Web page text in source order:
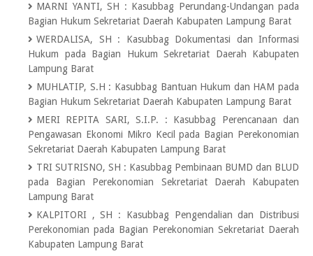
MARNI YANTI, SH : Kasubbag Perundang-Undangan pada
Bagian Hukum Sekretariat Daerah Kabupaten Lampung Barat
WERDALISA, SH
:
Kasubbag Dokumentasi dan Informasi
Hukum pada Bagian Hukum Sekretariat Daerah Kabupaten
Lampung Barat
MUHLATIP, S.H : Kasubbag Bantuan Hukum dan HAM pada
Bagian Hukum Sekretariat Daerah Kabupaten Lampung Barat
MERI REPITA SARI, S.I.P.
:
Kasubbag Perencanaan dan
Pengawasan Ekonomi Mikro Kecil pada Bagian Perekonomian
Sekretariat Daerah Kabupaten Lampung Barat
TRI SUTRISNO, SH : Kasubbag Pembinaan BUMD dan BLUD
pada Bagian Perekonomian Sekretariat Daerah Kabupaten
Lampung Barat
KALPITORI , SH
:
Kasubbag Pengendalian dan Distribusi
Perekonomian pada Bagian Perekonomian Sekretariat Daerah
Kabupaten Lampung Barat